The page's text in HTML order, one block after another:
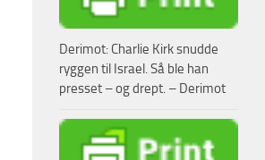
Derimot: Charlie Kirk snudde
ryggen til Israel. Så ble han
presset – og drept. – Derimot